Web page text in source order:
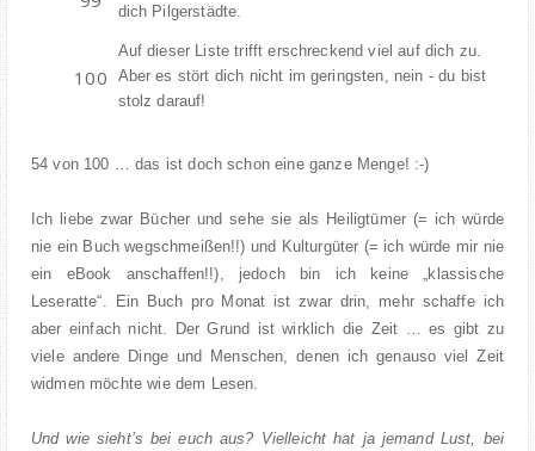
dich Pilgerstädte.
Auf dieser Liste trifft erschreckend viel auf dich zu.
Aber es stört dich nicht im geringsten, nein - du bist
stolz darauf!
54 von 100 … das ist doch schon eine ganze Menge! :-)
Ich liebe zwar Bücher und sehe sie als Heiligtümer (= ich würde
nie ein Buch wegschmeißen!!) und Kulturgüter (= ich würde mir nie
ein eBook anschaffen!!), jedoch bin ich keine „klassische
Leseratte“. Ein Buch pro Monat ist zwar drin, mehr schaffe ich
aber einfach nicht. Der Grund ist wirklich die Zeit … es gibt zu
viele andere Dinge und Menschen, denen ich genauso viel Zeit
widmen möchte wie dem Lesen.
Und wie sieht’s bei euch aus? Vielleicht hat ja jemand Lust, bei